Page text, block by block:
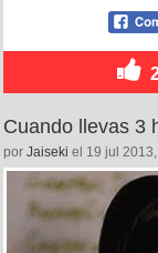
Cuando llevas 3
por Jaiseki el 19 jul